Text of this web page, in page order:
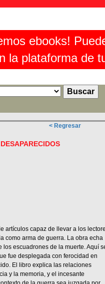
ebooks!
la plataforma de
< Regresar
artículos capaz de llevar a los
como arma de guerra. La obra echa
escuadrones de la muerte. Aquí
fue desplegada con ferocidad en
El libro explica las relaciones
y la memoria, y el incesante